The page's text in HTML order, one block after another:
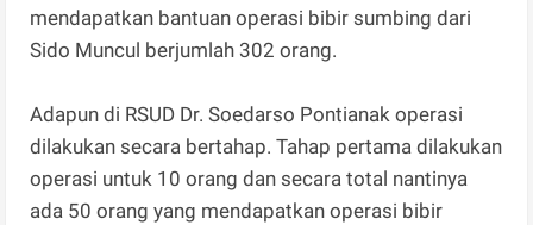
mendapatkan bantuan operasi bibir sumbing dari
Sido Muncul berjumlah 302 orang.
Adapun di RSUD Dr. Soedarso Pontianak operasi
dilakukan secara bertahap. Tahap pertama dilakukan
operasi untuk 10 orang dan secara total nantinya
ada 50 orang yang mendapatkan operasi bibir